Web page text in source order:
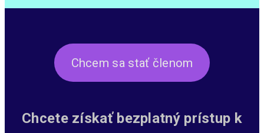
Chcem sa stať členom
Chcete získať bezplatný prístup k